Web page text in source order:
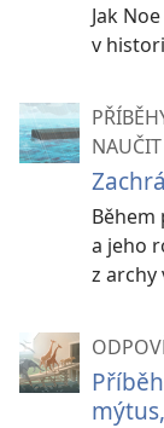
Jak
v
NAUČIT
Během
a jeho
z archy